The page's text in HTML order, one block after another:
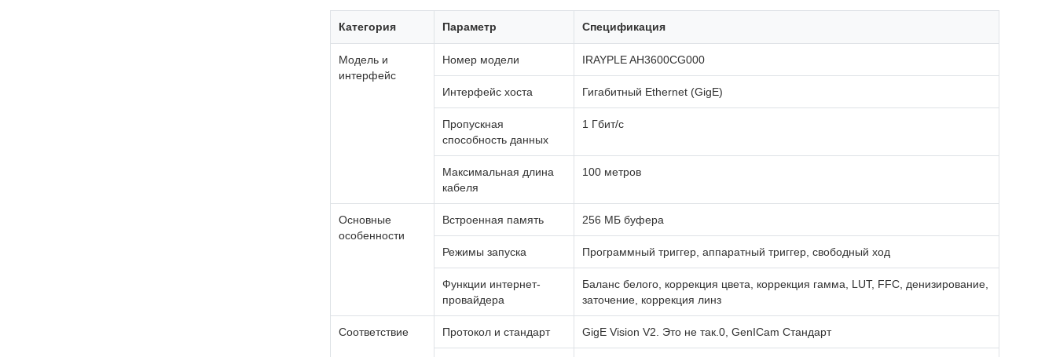
Категория Параметр Спецификация
Модель и
интерфейс
Номер модели IRAYPLE AH3600CG000
Интерфейс хоста Гигабитный Ethernet (GigE)
Пропускная
способность данных
1 Гбит/с
Максимальная длина
кабеля
100 метров
Основные
особенности
Встроенная память 256 МБ буфера
Режимы запуска Программный триггер, аппаратный триггер, свободный ход
Функции интернет-
провайдера
Баланс белого, коррекция цвета, коррекция гамма, LUT, FFC, денизирование,
заточение, коррекция линз
Соответствие Протокол и стандарт GigE Vision V2. Это не так.0, GenICam Стандарт